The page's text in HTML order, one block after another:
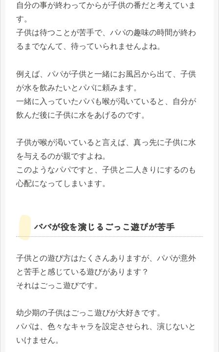
自分の事が終わってからが子供の番だと考えていま
す。
子供は待つことが苦手で、パパの趣味の時間が終わ
るまでなんて、待っていられませんよね。
例えば、パパが子供と一緒にお風呂から出て、子供
が水を飲みたいとパパに頼みます。
一緒に入っていたパパも喉が渇いていると、自分が
飲んだ後に子供に水をあげるのです。
子供が喉が渇いていると言えば、真っ先に子供に水
を与えるのが親ですよね。
このようなパパですと、子供と二人きりにするのも
心配になってしまいます。
パパが役を演じるごっこ遊びが苦手
子供との遊び方はたくさんありますが、パパが意外
と苦手と感じている遊びがあります？
それはごっこ遊びです。
幼少期の子供はごっこ遊びが大好きです。
パパは、色々なキャラを設定させられ、演じないと
いけません。